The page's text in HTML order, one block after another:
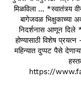
मिळविला ... *स्वातंत्र्य
बागेजवळ भिक्षुकाच्या
निदर्शनास आणून दिले
होण्यासाठी विशेष
महिन्यात दुप्पट पैसे
https://